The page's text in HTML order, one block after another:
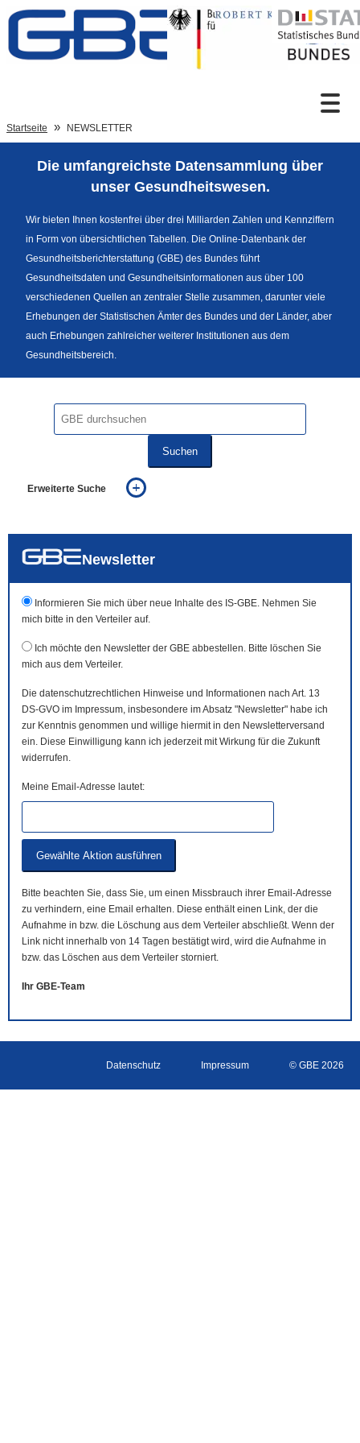
Zum Inhalt
Sprachumschaltung
Fußzeile
Startseite NEWSLETTER
Die umfangreichste Datensammlung über
unser Gesundheitswesen.
Wir bieten Ihnen kostenfrei über drei Milliarden Zahlen und Kennziffern
in Form von übersichtlichen Tabellen. Die Online-Datenbank der
Gesundheitsberichterstattung (GBE) des Bundes führt
Gesundheitsdaten und Gesundheitsinformationen aus über 100
verschiedenen Quellen an zentraler Stelle zusammen, darunter viele
Erhebungen der Statistischen Ämter des Bundes und der Länder, aber
auch Erhebungen zahlreicher weiterer Institutionen aus dem
Gesundheitsbereich.
Suchen
Erweiterte Suche
auch in allen Texten suchen (Volltextsuche)
Newsletter
Informieren Sie mich über neue Inhalte des IS-GBE. Nehmen Sie
mich bitte in den Verteiler auf.
Ich möchte den Newsletter der GBE abbestellen. Bitte löschen Sie
mich aus dem Verteiler.
Die datenschutzrechtlichen Hinweise und Informationen nach Art. 13
DS-GVO im Impressum, insbesondere im Absatz "Newsletter" habe ich
zur Kenntnis genommen und willige hiermit in den Newsletterversand
ein. Diese Einwilligung kann ich jederzeit mit Wirkung für die Zukunft
widerrufen.
Meine Email-Adresse lautet:
Bitte beachten Sie, dass Sie, um einen Missbrauch ihrer Email-Adresse
zu verhindern, eine Email erhalten. Diese enthält einen Link, der die
Aufnahme in bzw. die Löschung aus dem Verteiler abschließt. Wenn der
Link nicht innerhalb von 14 Tagen bestätigt wird, wird die Aufnahme in
bzw. das Löschen aus dem Verteiler storniert.
Ihr GBE-Team
Datenschutz Impressum © GBE 2026